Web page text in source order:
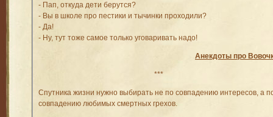
- Пап, откуда дети берутся?
- Вы в школе про пестики и тычинки проходили?
- Да!
- Ну, тут тоже самое только уговаривать надо!
Анекдоты про
***
Спутника жизни нужно выбирать не по совпадению интересов, а
совпадению любимых смертных грехов.